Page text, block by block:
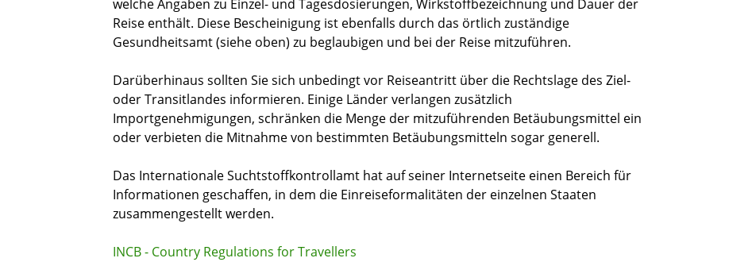
welche Angaben zu Einzel- und Tagesdosierungen, Wirkstoffbezeichnung und Dauer der
Reise enthält. Diese Bescheinigung ist ebenfalls durch das örtlich zuständige
Gesundheitsamt (siehe oben) zu beglaubigen und bei der Reise mitzuführen.
Darüberhinaus sollten Sie sich unbedingt vor Reiseantritt über die Rechtslage des Ziel-
oder Transitlandes informieren. Einige Länder verlangen zusätzlich
Importgenehmigungen, schränken die Menge der mitzuführenden Betäubungsmittel ein
oder verbieten die Mitnahme von bestimmten Betäubungsmitteln sogar generell.
Das Internationale Suchtstoffkontrollamt hat auf seiner Internetseite einen Bereich für
Informationen geschaffen, in dem die Einreiseformalitäten der einzelnen Staaten
zusammengestellt werden.
INCB - Country Regulations for Travellers